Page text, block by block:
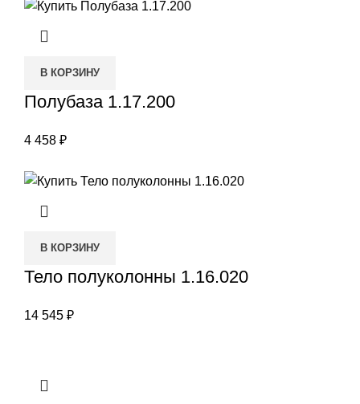
В КОРЗИНУ
Полубаза 1.17.200
4 458 ₽
В КОРЗИНУ
Тело полуколонны 1.16.020
14 545 ₽